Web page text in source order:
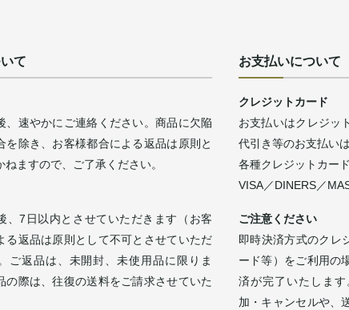
て
、速やかにご連絡ください。商品に欠陥
を除き、お客様都合による返品は原則と
ねますので、ご了承ください。
、7日以内とさせていただきます（お客
る返品は原則として不可とさせていただ
ご返品は、未開封、未使用品に限りま
の際は、往復の送料をご請求させていた
お支払いについて
クレジットカード
お支払いはクレジッ
代引き等のお支払い
各種クレジットカー
VISA／DINERS／
ご注意ください
即時決済方式のクレ
ード等）をご利用の
済が完了いたしま
加・キャンセルや、